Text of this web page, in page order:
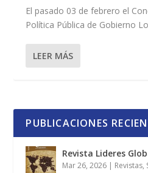
El pasado 03 de febrero el
Política Pública de Gobierno
LEER MÁS
PUBLICACIONES
Revista Lideres
Mar 26, 2026 | Revistas,